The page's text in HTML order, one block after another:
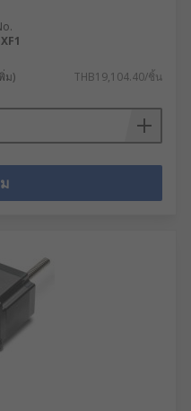
ม) THB19,104.40/ชิ้น